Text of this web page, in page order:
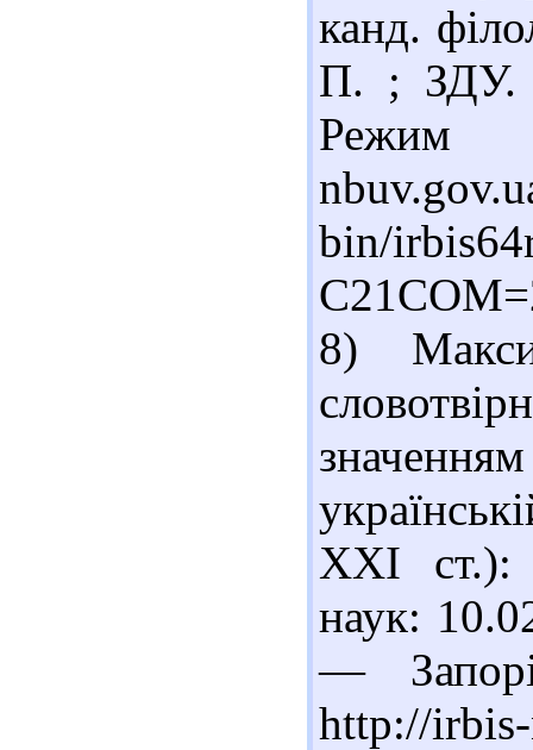
канд.
П. ; ЗДУ.
Режим
bin/
8)
XXI ст.):
наук:
—
http://